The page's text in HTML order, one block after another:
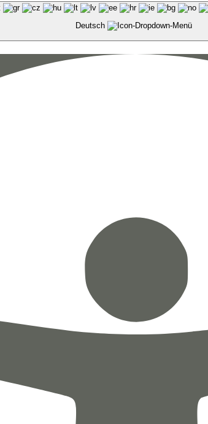
Deutsch